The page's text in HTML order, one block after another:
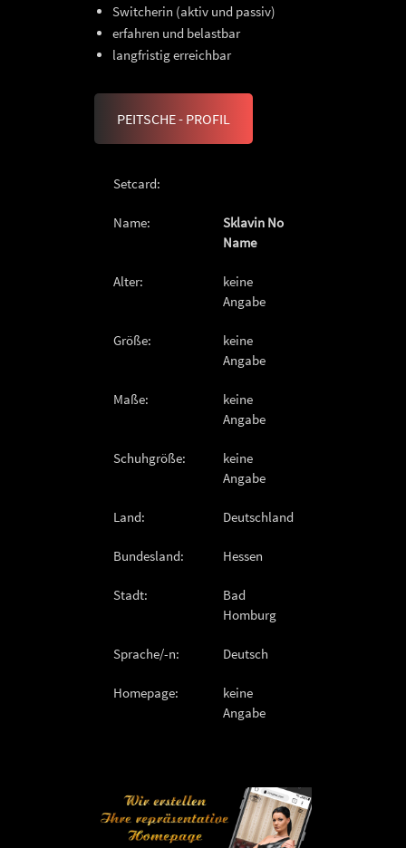
Switcherin (aktiv und passiv)
erfahren und belastbar
langfristig erreichbar
PEITSCHE - PROFIL
Setcard:
Name:
Sklavin No
Name
Alter:
keine
Angabe
Größe:
keine
Angabe
Maße:
keine
Angabe
Schuhgröße:
keine
Angabe
Land: Deutschland
Bundesland: Hessen
Stadt:
Bad
Homburg
Sprache/-n: Deutsch
Homepage:
keine
Angabe